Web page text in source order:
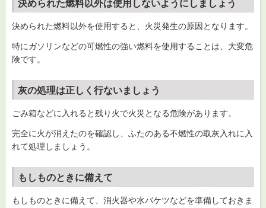
決められた燃料以外は使用しないようにしましょう
決められた燃料以外を使用すると、火災発生の原因となります。
特にガソリンなどの可燃性の強い燃料を使用することは、大変危
険です。
灰の処理は正しく行ないましょう
ごみ箱などに入れると残り火で火災となる危険があります。
完全に火が消えたのを確認し、ふたのある不燃性の取灰入れに入
れて処理しましょう。
もしものときに備えて
もしものときに備えて、消火器や水バケツなどを準備しておきま